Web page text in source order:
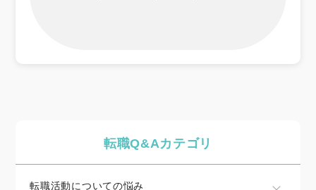
転職Q&Aカテゴリ
転職活動についての悩み